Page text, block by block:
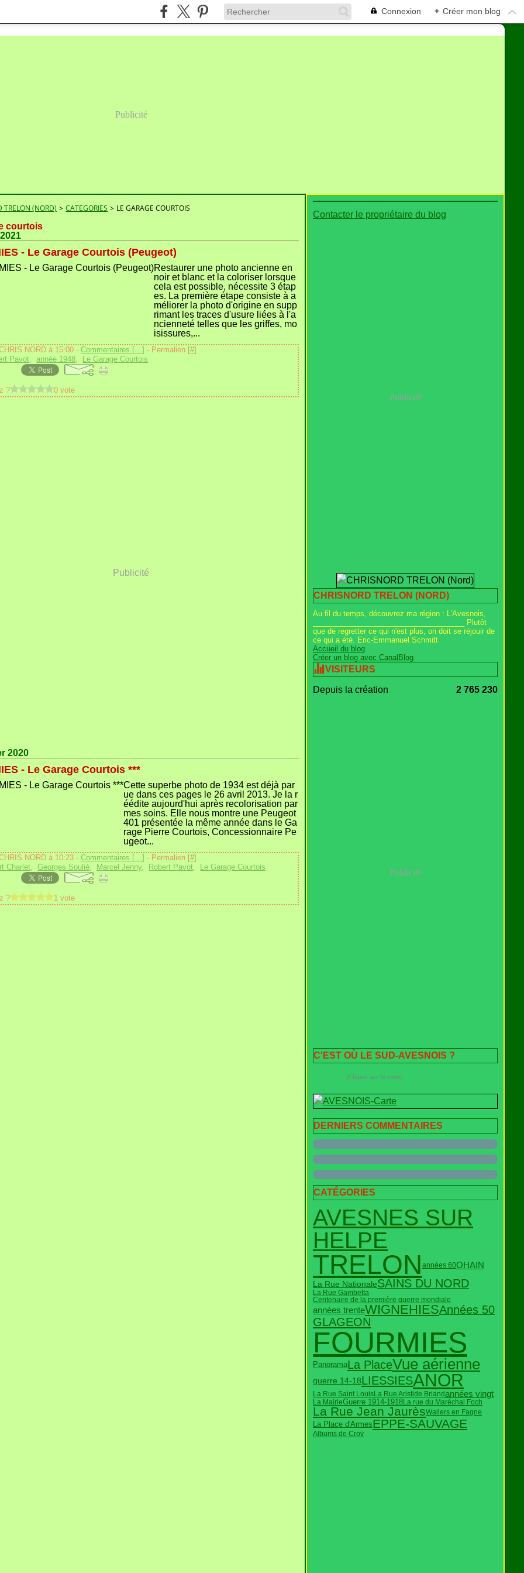
Connexion + Créer mon blog
Publicité
TRELON (NORD) > CATEGORIES > LE GARAGE COURTOIS
courtois
- Le Garage Courtois (Peugeot)
Restaurer une photo ancienne en
noir et blanc et la coloriser lorsque
cela est possible, nécessite 3 étap
es. La première étape consiste à a
méliorer la photo d'origine en supp
rimant les traces d'usure liées à l'a
ncienneté telles que les griffes, mo
isissures,...
NORD à 15:00 -Commentaires […] - Permalien [#]
Pavot,année 1948, Le Garage Courtois
? 0 vote
Publicité
2020
- Le Garage Courtois ***
Cette superbe photo de 1934 est déjà par
ue dans ces pages le 26 avril 2013. Je la r
éédite aujourd'hui après recolorisation par
mes soins. Elle nous montre une Peugeot
401 présentée la même année dans le Ga
rage Pierre Courtois, Concessionnaire Pe
ugeot...
NORD à 10:23 -Commentaires […] - Permalien [#]
Charlet,Georges Soulié, Marcel Jenny, Robert Pavot, Le Garage Courtois
? 1 vote
Contacter le propriétaire du blog
Publicité
CHRISNORD TRELON (NORD)
Au fil du temps, découvrez ma région : L'Avesnois,
_____________________________________ Plutôt
que de regretter ce qui n'est plus, on doit se réjouir de
ce qui a été. Eric-Emmanuel Schmitt
Accueil du blog
Créer un blog avec CanalBlog
VISITEURS
Depuis la création 2 765 230
Publicité
C'EST OÙ LE SUD-AVESNOIS ?
(Cliquer sur la carte)
DERNIERS COMMENTAIRES
CATÉGORIES
AVESNES SUR
HELPE
TRELON années 60OHAIN
La Rue NationaleSAINS DU NORD
La Rue Gambetta
Centenaire de la première guerre mondiale
années trenteWIGNEHIESAnnées 50
GLAGEON
FOURMIES
PanoramaLa PlaceVue aérienne
guerre 14-18LIESSIESANOR
La Rue Saint LouisLa Rue Aristide Briandannées vingt
La MairieGuerre 1914-1918La rue du Maréchal Foch
La Rue Jean JaurèsWallers en Fagne
La Place d'ArmesEPPE-SAUVAGE
Albums de Croÿ